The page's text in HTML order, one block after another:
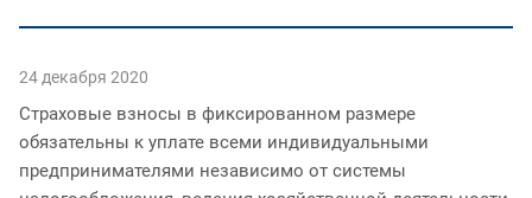
24 декабря 2020
Страховые взносы в фиксированном размере
обязательны к уплате всеми индивидуальными
предпринимателями независимо от системы